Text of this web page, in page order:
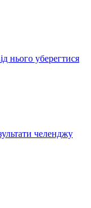
нього уберегтися
челенджу